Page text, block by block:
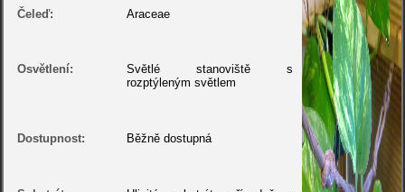
Čeleď: Araceae
Osvětlení:
Světlé stanoviště s
rozptýleným světlem
Dostupnost: Běžně dostupná